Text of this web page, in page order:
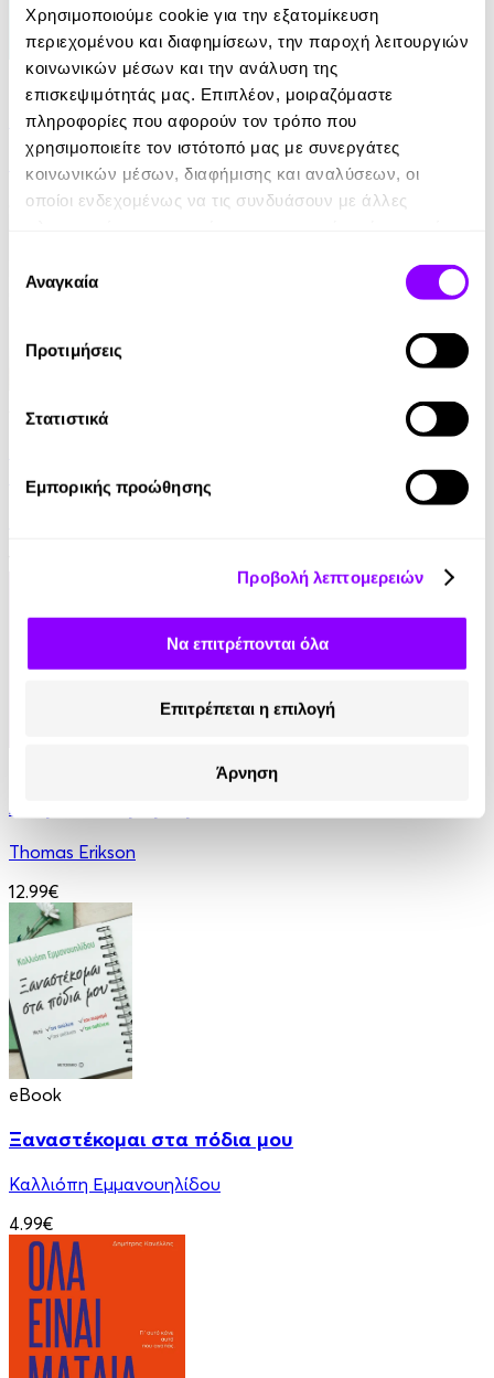
Χρησιμοποιούμε cookie για την εξατομίκευση
περιεχομένου και διαφημίσεων, την παροχή λειτουργιών
κοινωνικών μέσων και την ανάλυση της
επισκεψιμότητάς μας. Επιπλέον, μοιραζόμαστε
πληροφορίες που αφορούν τον τρόπο που
χρησιμοποιείτε τον ιστότοπό μας με συνεργάτες
κοινωνικών μέσων, διαφήμισης και αναλύσεων, οι
οποίοι ενδεχομένως να τις συνδυάσουν με άλλες
των υπηρεσιών τους.
συγκατάθεσης
Αναγκαία
Προτιμήσεις
Στατιστικά
Εμπορικής προώθησης
Προβολή λεπτομερειών
Να επιτρέπονται όλα
Επιτρέπεται η επιλογή
Άρνηση
eBook
21 Ευκαιρίες να ξεπεράσεις τον εαυτό σου
Theresa Cheung
8.99€
Audiobook • 1 Credit
του
Ανάμεσα σε βαμπίρ
Thomas Erikson
12.99€
eBook
Ξαναστέκομαι στα πόδια μου
Καλλιόπη Εμμανουηλίδου
4.99€